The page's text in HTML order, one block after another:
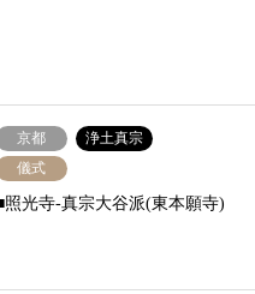
京都
浄土真宗
儀式
照光寺-真宗大谷派(東本願寺)